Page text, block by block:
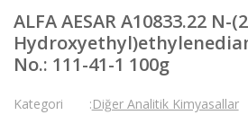
ALFA AESAR A10833.22 N-
No.: 111-41-1 100g
Kategori
Diğer Analitik Kimyasallar